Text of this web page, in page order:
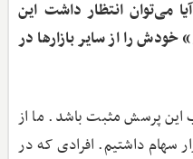
می‌توان انتظار داشت این
را از سایر بازارها در
این پرسش مثبت باشد. ما از
در بازار سهام داشتیم. افرادی که در